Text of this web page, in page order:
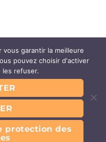
d’Utilisation du service
des Prestations
des données
2026
garantir la meilleure
pouvez choisir d'activer
les refuser.
protection des